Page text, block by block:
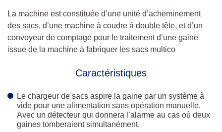
La machine est constituée d’une unité d’acheminement
des sacs, d’une machine à coudre à double tête, et d’un
convoyeur de comptage pour le traitement d’une gaine
issue de la machine à fabriquer les sacs multico
Caractéristiques
Le chargeur de sacs aspire la gaine par un système à
vide pour une alimentation sans opération manuelle.
Avec un détecteur qui donnera l’alarme au cas où deux
gaines tomberaient simultanément.